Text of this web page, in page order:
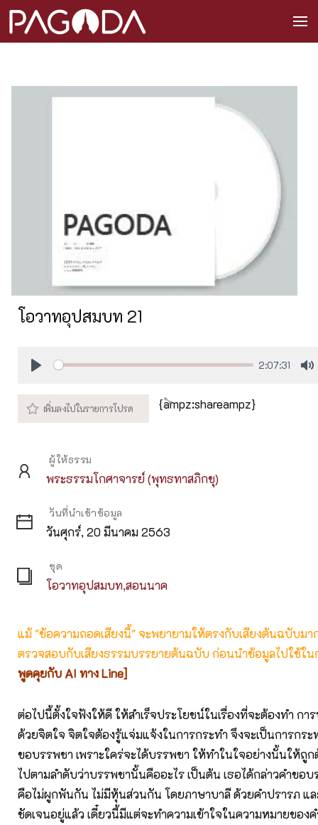
โอวาทอุปสมบท 21
2:07:31
{ampz:shareampz}
ผู้ให้ธรรม
พระธรรมโกศาจารย์ (พุทธทาสภิกขุ)
วันที่นำเข้าข้อมูล
วันศุกร์, 20 มีนาคม 2563
ชุด
โอวาทอุปสมบท,สอนนาค
แม้ "ข้อความถอดเสียงนี้" จะพยายามให้ตรงกับเสียงต้นฉบับม
ตรวจสอบกับเสียงธรรมบรรยายต้นฉบับ ก่อนนำข้อมูลไปใช้ใน
พูดคุยกับ AI ทาง Line]
ต่อไปนี้ตั้งใจฟังให้ดี ให้สำเร็จประโยชน์ในเรื่องที่จะต้องทำ กา
ด้วยจิตใจ จิตใจต้องรู้แจ่มแจ้งในการกระทำ จึงจะเป็นการกระ
ขอบรรพชา เพราะใคร่จะได้บรรพชา ให้ทำในใจอย่างนั้นให้ถูก
ไปตามลำดับว่าบรรพชานั้นคืออะไร เป็นต้น เธอได้กล่าวคำขอบ
คือไม่ผูกพันกัน ไม่มีหุ้นส่วนกัน โดยภาษาบาลี ด้วยคำปรารภ แ
ชัดเจนอยู่แล้ว เดี๋ยวนี้มีแต่จะทำความเข้าใจในความหมายของค